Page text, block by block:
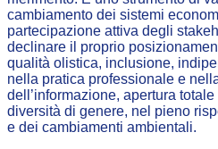
cambiamento dei sistemi
partecipazione attiva degli
declinare il proprio
qualità olistica, inclusione,
nella pratica professionale e
dell’informazione, apertura
diversità di genere, nel pieno
e dei cambiamenti ambientali.